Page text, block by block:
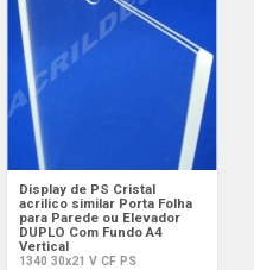
Display de PS Cristal
acrilico similar Porta Folha
para Parede ou Elevador
DUPLO Com Fundo A4
Vertical
1340 30x21 V CF PS